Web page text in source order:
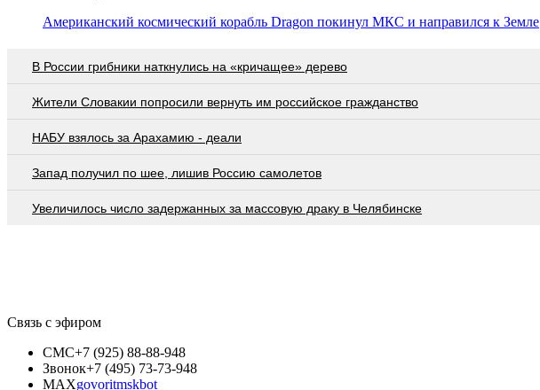
Американский космический корабль Dragon покинул МКС и направился к Земле
В России грибники наткнулись на «кричащее» дерево
Жители Словакии попросили вернуть им российское гражданство
НАБУ взялось за Арахамию - деали
Запад получил по шее, лишив Россию самолетов
Увеличилось число задержанных за массовую драку в Челябинске
Связь с эфиром
СМС+7 (925) 88-88-948
Звонок+7 (495) 73-73-948
MAXgovoritmskbot